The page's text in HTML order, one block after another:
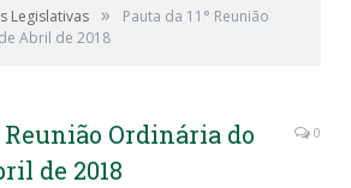
Legislativas »
Pauta da 11° Reunião
Abril de 2018
Reunião Ordinária do
de 2018
0